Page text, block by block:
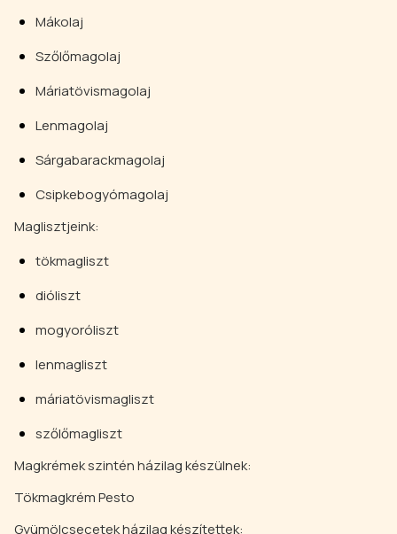
Mákolaj
Szőlőmagolaj
Máriatövismagolaj
Lenmagolaj
Sárgabarackmagolaj
Csipkebogyómagolaj
Maglisztjeink:
tökmagliszt
dióliszt
mogyoróliszt
lenmagliszt
máriatövismagliszt
szőlőmagliszt
Magkrémek szintén házilag készülnek:
Tökmagkrém Pesto
Gyümölcsecetek házilag készítettek: